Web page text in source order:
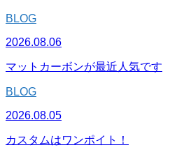
BLOG
2026.08.06
マットカーボンが最近人気です
BLOG
2026.08.05
カスタムはワンポイト！